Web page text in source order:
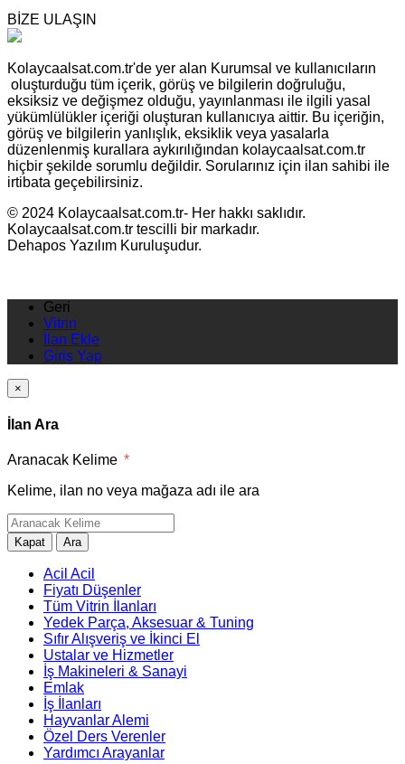
BİZE ULAŞIN
Kolaycaalsat.com.tr'de yer alan Kurumsal ve kullanıcıların
oluşturduğu tüm içerik, görüş ve bilgilerin doğruluğu,
eksiksiz ve değişmez olduğu, yayınlanması ile ilgili yasal
yükümlülükler içeriği oluşturan kullanıcıya aittir. Bu içeriğin,
görüş ve bilgilerin yanlışlık, eksiklik veya yasalarla
düzenlenmiş kurallara aykırılığından kolaycaalsat.com.tr
hiçbir şekilde sorumlu değildir. Sorularınız için ilan sahibi ile
irtibata geçebilirsiniz.
© 2024 Kolaycaalsat.com.tr- Her hakkı saklıdır.
Kolaycaalsat.com.tr tescilli bir markadır.
Dehapos Yazılım Kuruluşudur.
Geri
Vitrin
İlan Ekle
Giriş Yap
×
İlan Ara
Aranacak Kelime *
Kelime, ilan no veya mağaza adı ile ara
Kapat Ara
Acil Acil
Fiyatı Düşenler
Tüm Vitrin İlanları
Yedek Parça, Aksesuar & Tuning
Sıfır Alışveriş ve İkinci El
Ustalar ve Hizmetler
İş Makineleri & Sanayi
Emlak
İş İlanları
Hayvanlar Alemi
Özel Ders Verenler
Yardımcı Arayanlar